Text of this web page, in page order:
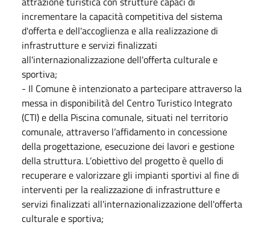
incrementare la capacità competitiva del sistema
d'offerta e dell'accoglienza e alla realizzazione di
infrastrutture e servizi finalizzati
all'internazionalizzazione dell'offerta culturale e
sportiva;
- Il Comune è intenzionato a partecipare attraverso la
messa in disponibilità del Centro Turistico Integrato
(CTI) e della Piscina comunale, situati nel territorio
comunale, attraverso l’affidamento in concessione
della progettazione, esecuzione dei lavori e gestione
della struttura. L’obiettivo del progetto è quello di
recuperare e valorizzare gli impianti sportivi al fine di
interventi per la realizzazione di infrastrutture e
servizi finalizzati all'internazionalizzazione dell'offerta
culturale e sportiva;